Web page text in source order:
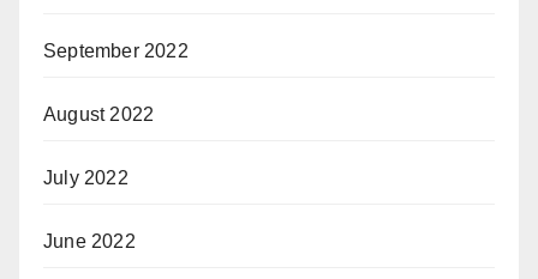
September 2022
August 2022
July 2022
June 2022